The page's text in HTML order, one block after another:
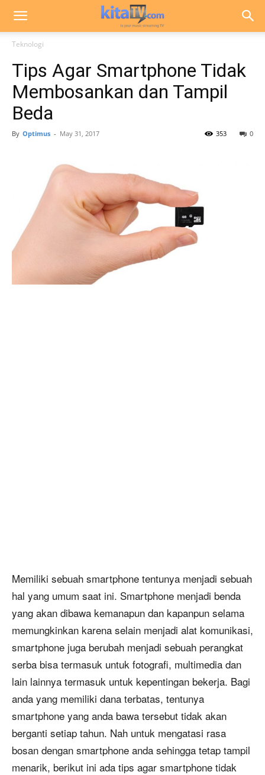
Teknologi
Tips Agar Smartphone Tidak
Membosankan dan Tampil
Beda
By Optimus - May 31, 2017 0
353
Memiliki sebuah smartphone tentunya menjadi sebuah
hal yang umum saat ini. Smartphone menjadi benda
yang akan dibawa kemanapun dan kapanpun selama
memungkinkan karena selain menjadi alat komunikasi,
smartphone juga berubah menjadi sebuah perangkat
serba bisa termasuk untuk fotografi, multimedia dan
lain lainnya termasuk untuk kepentingan bekerja. Bagi
anda yang memiliki dana terbatas, tentunya
smartphone yang anda bawa tersebut tidak akan
berganti setiap tahun. Nah untuk mengatasi rasa
bosan dengan smartphone anda sehingga tetap tampil
menarik, berikut ini ada tips agar smartphone tidak